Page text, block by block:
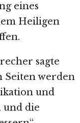
eines
Heiligen
sagte
Seiten werden
und
und die